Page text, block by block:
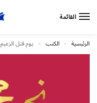
القائمة
الرئيسية » الكتب » يوم قتل الزعيم